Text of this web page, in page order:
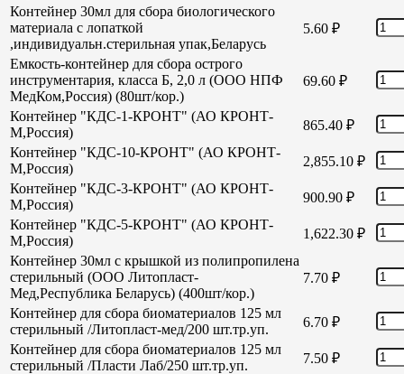
Контейнер 30мл для сбора биологического
материала с лопаткой
,индивидуальн.стерильная упак,Беларусь
5.60 ₽
Емкость-контейнер для сбора острого
инструментария, класса Б, 2,0 л (ООО НПФ
МедКом,Россия) (80шт/кор.)
69.60 ₽
Контейнер "КДС-1-КРОНТ" (АО КРОНТ-
М,Россия)
865.40 ₽
Контейнер "КДС-10-КРОНТ" (АО КРОНТ-
М,Россия)
2,855.10 ₽
Контейнер "КДС-3-КРОНТ" (АО КРОНТ-
М,Россия)
900.90 ₽
Контейнер "КДС-5-КРОНТ" (АО КРОНТ-
М,Россия)
1,622.30 ₽
Контейнер 30мл с крышкой из полипропилена
стерильный (ООО Литопласт-
Мед,Республика Беларусь) (400шт/кор.)
7.70 ₽
Контейнер для сбора биоматериалов 125 мл
стерильный /Литопласт-мед/200 шт.тр.уп.
6.70 ₽
Контейнер для сбора биоматериалов 125 мл
стерильный /Пласти Лаб/250 шт.тр.уп.
7.50 ₽